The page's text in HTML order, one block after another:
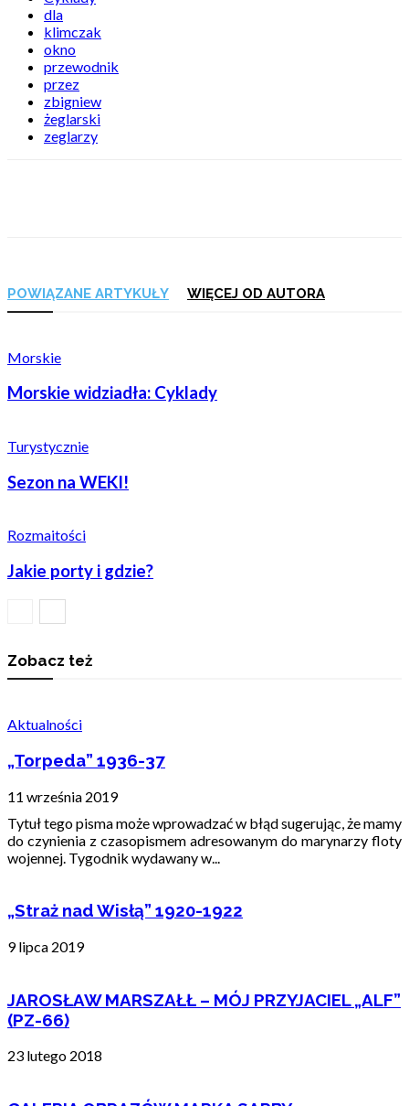
dla
klimczak
okno
przewodnik
przez
zbigniew
żeglarski
zeglarzy
POWIĄZANE ARTYKUŁY WIĘCEJ OD AUTORA
Morskie
Morskie widziadła: Cyklady
Turystycznie
Sezon na WEKI!
Rozmaitości
Jakie porty i gdzie?
Zobacz też
Aktualności
„Torpeda” 1936-37
11 września 2019
Tytuł tego pisma może wprowadzać w błąd sugerując, że mamy
do czynienia z czasopismem adresowanym do marynarzy floty
wojennej. Tygodnik wydawany w...
„Straż nad Wisłą” 1920-1922
9 lipca 2019
JAROSŁAW MARSZAŁŁ – MÓJ PRZYJACIEL „ALF”
(PZ-66)
23 lutego 2018